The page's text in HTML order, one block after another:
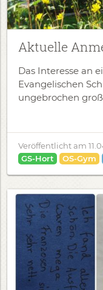
Aktuelle
Das Interesse an
Evangelischen
ungebrochen
Veröffentlicht am
GS-Hort
OS-Gym